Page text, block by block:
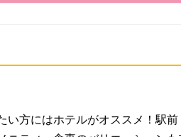
方にはホテルがオススメ！駅